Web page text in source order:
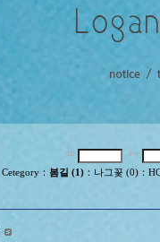
Cetegory： 봄길 (1)： 나그꽃 (0)：